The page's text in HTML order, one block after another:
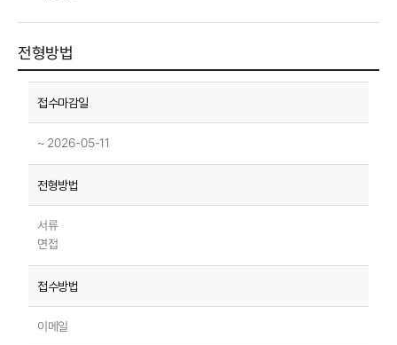
전형방법
~ 2026-05-11
서류
면접
이메일